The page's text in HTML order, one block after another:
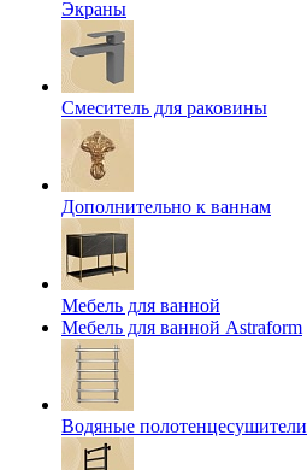
Экраны
Смеситель для раковины
Дополнительно к ваннам
Мебель для ванной
Мебель для ванной Astraform
Водяные полотенцесушители